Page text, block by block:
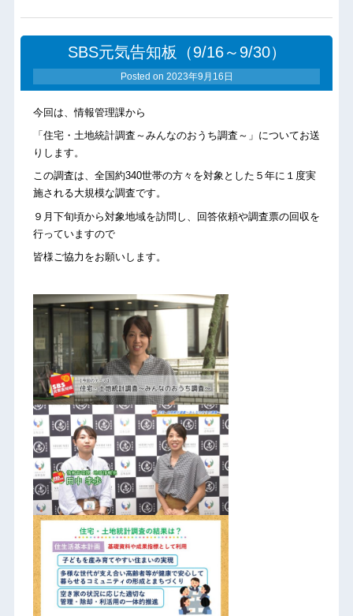
SBS元気告知板（9/16～9/30）
Posted on 2023年9月16日
今回は、情報管理課から
「住宅・土地統計調査～みんなのおうち調査～」についてお送
りします。
この調査は、全国約340世帯の方々を対象とした５年に１度実
施される大規模な調査です。
９月下旬頃から対象地域を訪問し、回答依頼や調査票の回収を
行っていますので
皆様ご協力をお願いします。